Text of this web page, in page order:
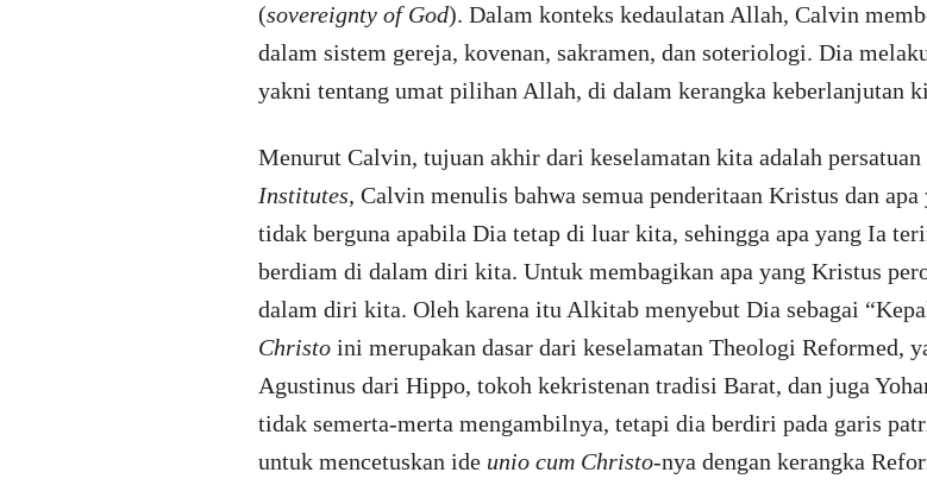
(sovereignty of God). Dalam konteks kedaulatan Allah, Calvin
dalam sistem gereja, kovenan, sakramen, dan soteriologi. Dia
yakni tentang umat pilihan Allah, di dalam kerangka keberlanjutan
Menurut Calvin, tujuan akhir dari keselamatan kita adalah
Institutes, Calvin menulis bahwa semua penderitaan Kristus dan
tidak berguna apabila Dia tetap di luar kita, sehingga apa yang Ia
berdiam di dalam diri kita. Untuk membagikan apa yang Kristus
dalam diri kita. Oleh karena itu Alkitab menyebut Dia sebagai
Christoini merupakan dasar dari keselamatan Theologi Reformed,
Agustinus dari Hippo, tokoh kekristenan tradisi Barat, dan juga
tidak semerta-merta mengambilnya, tetapi dia berdiri pada garis
untuk mencetuskan ide unio cum Christo-nya dengan kerangka